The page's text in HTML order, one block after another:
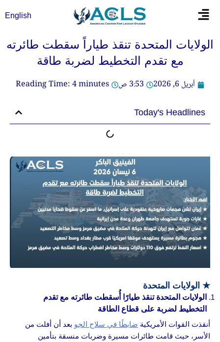
Flyout
English
الولايات المتحدة تنقذ طياراً سقطت طائرته
مع تقدم التخطيط لضربة طاقة
أبريل 6, 2026
3:53 ص Reading Time:4minutes
Today's Headlines
★ الولايات المتحدة
الولايات المتحدة تنقذ طيارًا أُسقطت طائرته مع تقدم
التخطيط لضربة على قطاع الطاقة
أنقذت القوات الأمريكية ضابطًا في سلاح الجو بعد أن أفلت من
الأسر، حيث قامت طائرات مسيرة وضربات منسقة بتأمين